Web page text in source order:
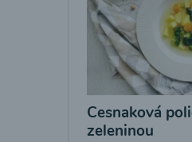
Cesnaková
zeleninou